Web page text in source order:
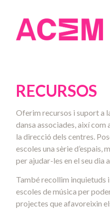
RECURSOS
Oferim recursos i suport a
dansa associades, així com
la direcció dels centres.
escoles una sèrie d’espais,
per ajudar-les en el seu dia
També recollim inquietuds
escoles de música per
projectes que afavoreixin